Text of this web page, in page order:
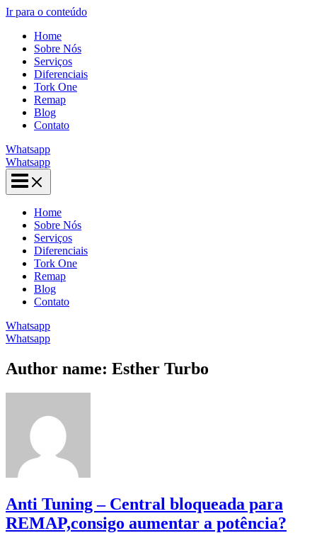
Ir para o conteúdo
Home
Sobre Nós
Serviços
Diferenciais
Tork One
Remap
Blog
Contato
Whatsapp
Whatsapp
Home
Sobre Nós
Serviços
Diferenciais
Tork One
Remap
Blog
Contato
Whatsapp
Whatsapp
Author name: Esther Turbo
Anti Tuning – Central bloqueada para
REMAP,consigo aumentar a potência?